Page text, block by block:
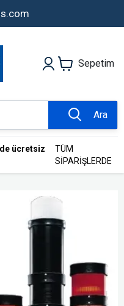
Sepetim
Ara
ücretsiz
TÜM
SİPARİŞLERDE